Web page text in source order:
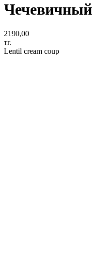
Чечевичный
2190,00
тг.
Lentil cream coup